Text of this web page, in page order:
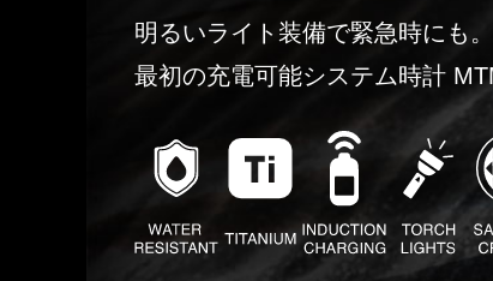
明るいライト装備で緊急時にも。
最初の充電可能システム時計